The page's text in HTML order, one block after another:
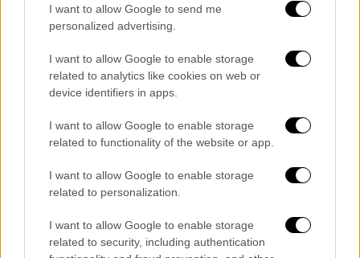
I want to allow Google to send me
personalized advertising.
I want to allow Google to enable storage
related to analytics like cookies on web or
device identifiers in apps.
I want to allow Google to enable storage
related to functionality of the website or app.
I want to allow Google to enable storage
related to personalization.
I want to allow Google to enable storage
related to security, including authentication
ως 31/12/2026, μέσω της επιλογής
«ΔΙΑΧΕΙΡΙΣΗ ΚΡΑΤΗΣΗΣ» στο
skyexpress.com.
Ακύρωση της κράτησης και έκδοση
credit voucher, που αντιστοιχεί στο
ποσό του εισιτηρίου σας, με διάρκεια
ισχύος 12 μηνών, μέσω της επιλογής
skyexpress.com.
Ακύρωση της κράτησης και επιστροφή
χρημάτων, κατόπιν επικοινωνίας στο
flightchange@skyexpress.gr.